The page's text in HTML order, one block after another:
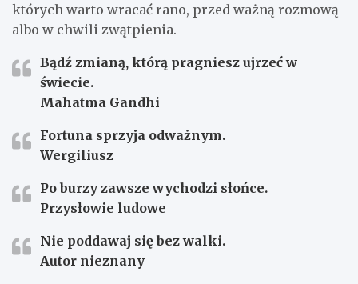
których warto wracać rano, przed ważną rozmową
albo w chwili zwątpienia.
Bądź zmianą, którą pragniesz ujrzeć w
świecie.
Mahatma Gandhi
Fortuna sprzyja odważnym.
Wergiliusz
Po burzy zawsze wychodzi słońce.
Przysłowie ludowe
Nie poddawaj się bez walki.
Autor nieznany